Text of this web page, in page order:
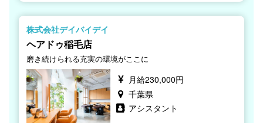
株式会社デイバイデイ
ヘアドゥ稲毛店
磨き続けられる充実の環境がここに
月給230,000円
千葉県
アシスタント